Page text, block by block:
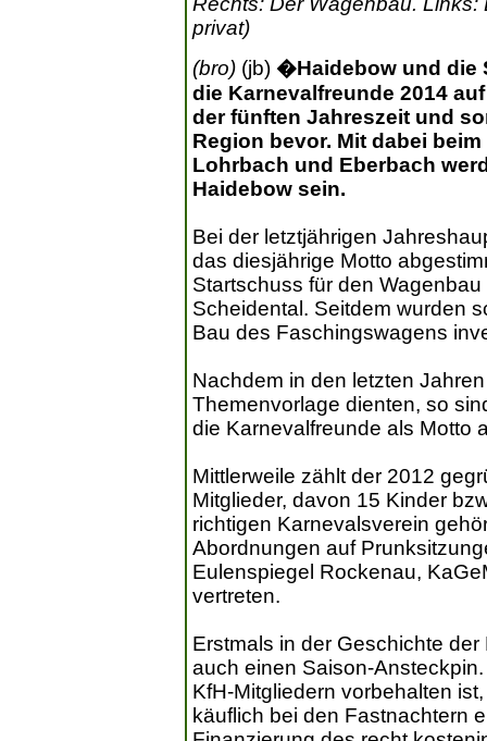
privat)
(bro) (jb) �Haidebow und die
die Karnevalfreunde 2014
der fünften Jahreszeit und
Region bevor. Mit dabei
Lohrbach und Eberbach
Haidebow sein.
Bei der letztjährigen
das diesjährige Motto
Startschuss für den
Scheidental. Seitdem wurden
Bau des Faschingswagens
Nachdem in den letzten
Themenvorlage dienten, so
die Karnevalfreunde als Motto
Mittlerweile zählt der 2012
Mitglieder, davon 15 Kinder
richtigen Karnevalsverein
Abordnungen auf
Eulenspiegel Rockenau,
vertreten.
Erstmals in der Geschichte
auch einen Saison-
KfH-Mitgliedern vorbehalten
käuflich bei den Fastnachtern